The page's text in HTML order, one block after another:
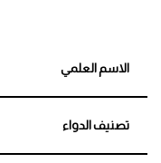
الاسم العلمي
تصنيف الدواء